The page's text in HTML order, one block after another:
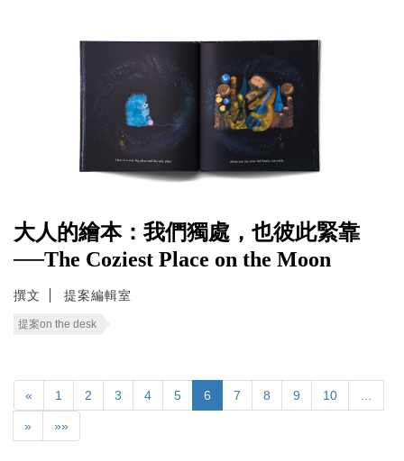
大人的繪本：我們獨處，也彼此緊靠
──The Coziest Place on the Moon
撰文 提案編輯室
提案on the desk
« 1 2 3 4 5 6 7 8 9 10
» »»